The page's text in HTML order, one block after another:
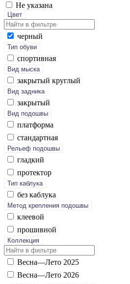
Не указана
Цвет
чер­ный
Тип обуви
спор­тивная
Вид мыска
зак­ры­тый круг­лый
Вид задника
зак­ры­тый
Вид подошвы
плат­форма
стан­дарт­ная
Рельеф подошвы
глад­кий
про­тек­тор
Тип каблука
без каб­лу­ка
Метод крепления подошвы
кле­евой
про­шив­ной
Коллекция
Вес­на—Ле­то 2025
Вес­на—Ле­то 2026